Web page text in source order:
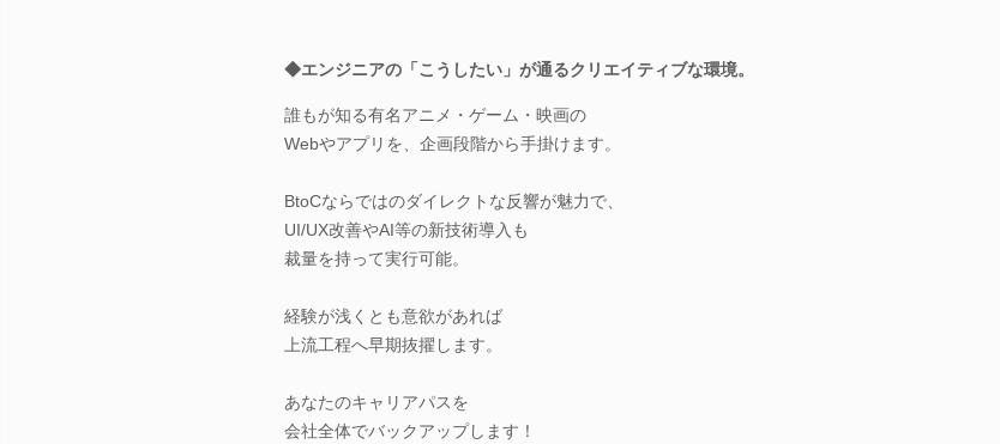
◆エンジニアの「こうしたい」が通るクリエイティブな環境。
誰もが知る有名アニメ・ゲーム・映画の
Webやアプリを、企画段階から手掛けます。
BtoCならではのダイレクトな反響が魅力で、
UI/UX改善やAI等の新技術導入も
裁量を持って実行可能。
経験が浅くとも意欲があれば
上流工程へ早期抜擢します。
あなたのキャリアパスを
会社全体でバックアップします！